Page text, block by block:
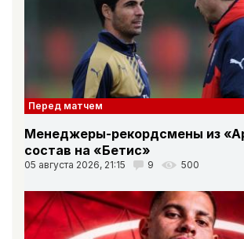
Перед матчем
Менеджеры-рекордсмены из
состав на «Бетис»
05 августа 2026, 21:15 9 500